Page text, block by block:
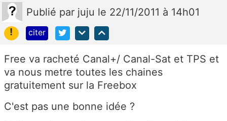
Publié par juju le 22/11/2011 à 14h01
!
citer
Free va racheté Canal+/ Canal-Sat et TPS et
va nous metre toutes les chaines
gratuitement sur la Freebox
C'est pas une bonne idée ?